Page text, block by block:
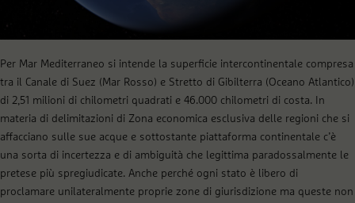
Per Mar Mediterraneo si intende la superficie intercontinentale compresa
tra il Canale di Suez (Mar Rosso) e Stretto di Gibilterra (Oceano Atlantico)
di 2,51 milioni di chilometri quadrati e 46.000 chilometri di costa. In
materia di delimitazioni di Zona economica esclusiva delle regioni che si
affacciano sulle sue acque e sottostante piattaforma continentale c’è
una sorta di incertezza e di ambiguità che legittima paradossalmente le
pretese più spregiudicate. Anche perché ogni stato è libero di
proclamare unilateralmente proprie zone di giurisdizione ma queste non